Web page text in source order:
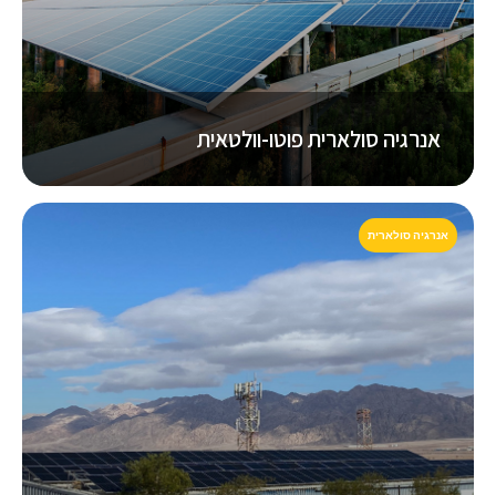
אנרגיה סולארית פוטו-וולטאית
אנרגיה סולארית